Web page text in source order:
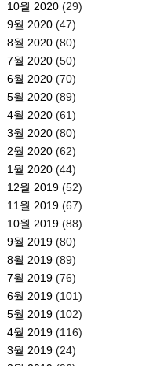
10월 2020(29)
9월 2020(47)
8월 2020(80)
7월 2020(50)
6월 2020(70)
5월 2020(89)
4월 2020(61)
3월 2020(80)
2월 2020(62)
1월 2020(44)
12월 2019(52)
11월 2019(67)
10월 2019(88)
9월 2019(80)
8월 2019(89)
7월 2019(76)
6월 2019(101)
5월 2019(102)
4월 2019(116)
3월 2019(24)